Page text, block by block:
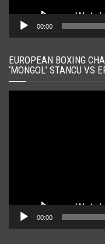
00:00
EUROPEAN BOXING
‘MONGOL’ STANCU VS
00:00